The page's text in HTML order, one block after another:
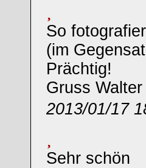
So
(im
Prächtig!
Gruss Walter
2013/01/17
Sehr schön